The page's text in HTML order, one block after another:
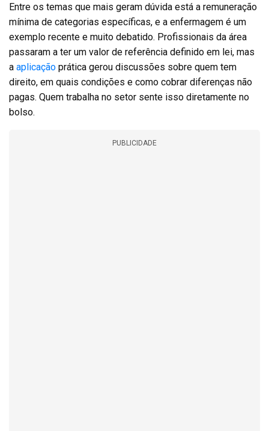
Entre os temas que mais geram dúvida está a remuneração
mínima de categorias específicas, e a enfermagem é um
exemplo recente e muito debatido. Profissionais da área
passaram a ter um valor de referência definido em lei, mas
a aplicação prática gerou discussões sobre quem tem
direito, em quais condições e como cobrar diferenças não
pagas. Quem trabalha no setor sente isso diretamente no
bolso.
PUBLICIDADE